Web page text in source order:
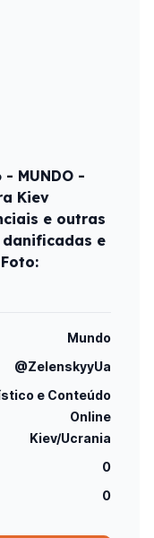
MUNDO -
Kiev
e outras
e
Mundo
@ZelenskyyUa
e Conteúdo
Online
Kiev/Ucrania
0
0